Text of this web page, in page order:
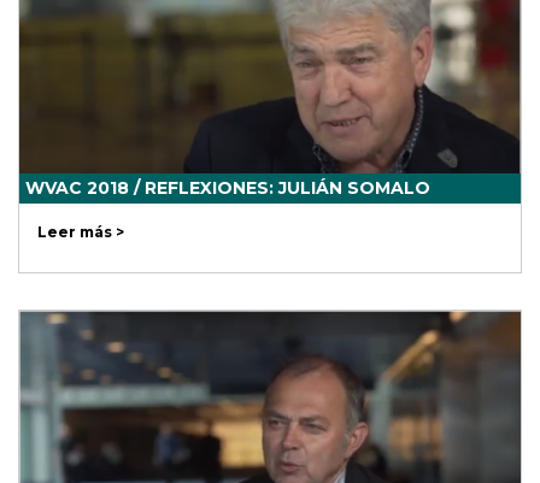
WVAC 2018 / REFLEXIONES: JULIÁN SOMALO
Leer más >